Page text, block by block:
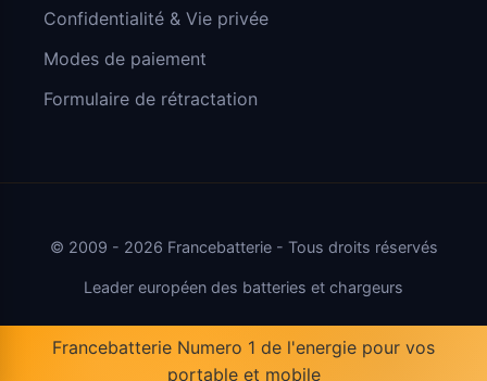
Confidentialité & Vie privée
Modes de paiement
Formulaire de rétractation
© 2009 - 2026 Francebatterie - Tous droits réservés
Leader européen des batteries et chargeurs
Francebatterie Numero 1 de l'energie pour vos
portable et mobile